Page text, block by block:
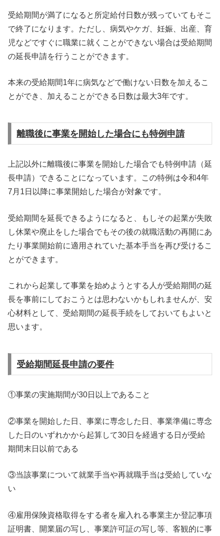
受給期間が満了になると所定給付日数が残っていてもそこ
で終了になります。ただし、病気やケガ、妊娠、出産、育
児などですぐに職業に就くことができない場合は受給期間
の延長申請を行うことができます。
本来の受給期間1年に病気などで働けない日数を加えるこ
とができ、加えることができる日数は最大3年です。
離職後に事業を開始した場合にも特例申請
上記以外に離職後に事業を開始した場合でも特例申請（延
長申請）できることになっています。この特例は令和4年
7月1日以降に事業開始した場合が対象です。
受給期間を延長できるようになると、もしその起業が失敗
し休業や廃止をした場合でもその後の就職活動の再開にあ
たり事業開始前に適用されていた基本手当を再び受けるこ
とができます。
これから起業して事業を始めようとする人が受給期間の延
長を事前にしておこうとは思わないかもしれませんが、安
心材料として、受給期間の延長手続をしておいてもよいと
思います。
受給期間延長申請の要件
①事業の実施期間が30日以上であること
②事業を開始した日、事業に専念した日、事業準備に専念
した日のいずれかから起算して30日を経過する日が受給
期間末日以前である
③当該事業について就業手当や再就職手当は受給していな
い
④雇用保険資格取得をする者を雇入れる事業主か登記事項
証明書、開業届の写し、事業許可証の写し等、客観的に事